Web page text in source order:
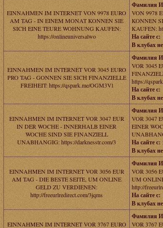
EINNAHMEN IM INTERNET VON 9978 EURO
AM TAG - IN EINEM MONAT KONNEN SIE
SICH EINE TEURE WOHNUNG KAUFEN:
https://onlineuniversalwo
Фамилия
VON 9978
KONNEN
KAUFEN:
На сайте с:
В клубах
EINNAHMEN IM INTERNET VOR 3045 EURO
PRO TAG - GONNEN SIE SICH FINANZIELLE
FREIHEIT: https://qspark.me/OGM3Vl
Фамилия
VOR 3045
https://
На сайте с:
В клубах
EINNAHMEN IM INTERNET VOR 3047 EUR
IN DER WOCHE - INNERHALB EINER
WOCHE SIND SIE FINANZIELL
UNABHANGIG: https://darknesstr.com/3
Фамилия
VOR 3047
EINER
На сайте с:
В клубах
EINNAHMEN IM INTERNET VOR 3056 EUR
AM TAG - DIE BESTE SEITE, UM ONLINE
GELD ZU VERDIENEN:
http://freeurlredirect.com/3jqms
Фамилия
VOR 3056
UM
http://
На сайте с:
В клубах
EINNAHMEN IM INTERNET VOR 3767 EURO
Фамилия
VOR 3767